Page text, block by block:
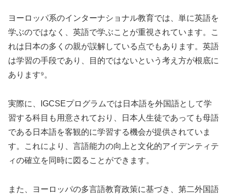
ヨーロッパ系のインターナショナル教育では、単に英語を
学ぶのではなく、英語で学ぶことが重視されています。こ
れは日本の多くの親が誤解している点でもあります。英語
は学習の手段であり、目的ではないという考え方が根底に
あります⁹。
実際に、IGCSEプログラムでは日本語を外国語として学
習する科目も用意されており、日本人生徒であっても母語
である日本語を客観的に学習する機会が提供されていま
す。これにより、言語能力の向上と文化的アイデンティテ
ィの確立を同時に図ることができます。
また、ヨーロッパの多言語教育政策に基づき、第二外国語